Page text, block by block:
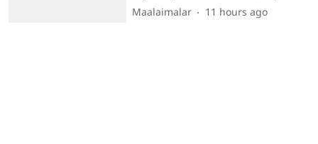
Maalaimalar 11 hours ago